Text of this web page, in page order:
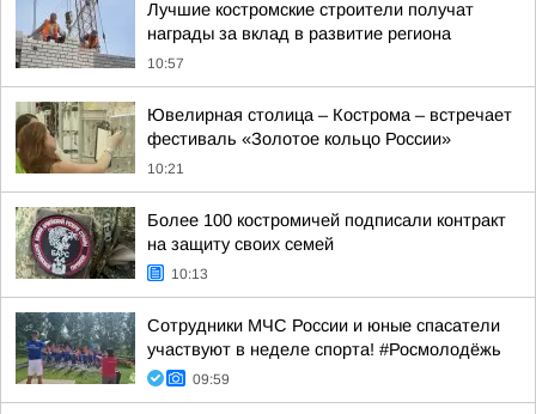
Лучшие костромские строители получат
награды за вклад в развитие региона
10:57
Ювелирная столица – Кострома – встречает
фестиваль «Золотое кольцо России»
10:21
Более 100 костромичей подписали контракт
на защиту своих семей
10:13
Сотрудники МЧС России и юные спасатели
участвуют в неделе спорта! #Росмолодёжь
09:59